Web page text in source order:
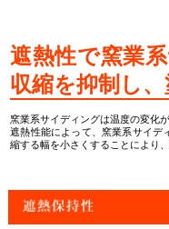
遮熱性で窯業
収縮を抑制し、
窯業系サイディングは温度の変化
遮熱性能によって、窯業系サイデ
縮する幅を小さくすることにより